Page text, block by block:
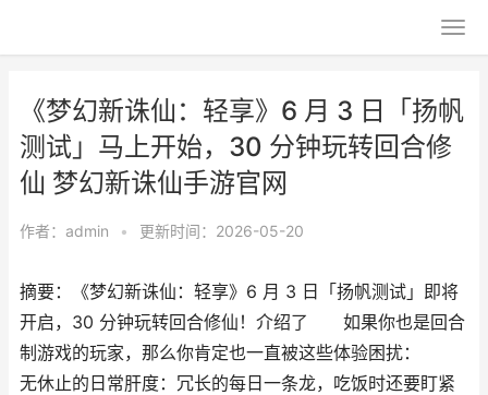
《梦幻新诛仙：轻享》6 月 3 日「扬帆
测试」马上开始，30 分钟玩转回合修
仙 梦幻新诛仙手游官网
作者： admin • 更新时间：2026-05-20
摘要：《梦幻新诛仙：轻享》6 月 3 日「扬帆测试」即将
开启，30 分钟玩转回合修仙！介绍了 如果你也是回合
制游戏的玩家，那么你肯定也一直被这些体验困扰：
无休止的日常肝度：冗长的每日一条龙，吃饭时还要盯紧